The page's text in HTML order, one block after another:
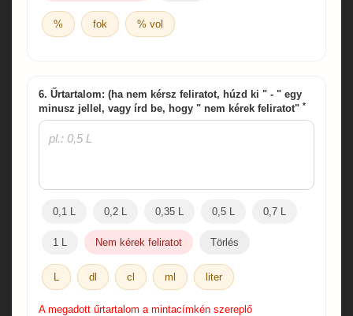
% fok % vol
6. Űrtartalom: (ha nem kérsz feliratot, húzd ki " - " egy
minusz jellel, vagy írd be, hogy " nem kérek feliratot" *
0,1 L 0,2 L 0,35 L 0,5 L 0,7 L
1 L Nem kérek feliratot Törlés
L dl cl ml liter
A megadott űrtartalom a mintacímkén szereplő